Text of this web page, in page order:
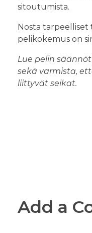
sitoutumista.
Nosta tarpeelliset
pelikokemus on
Lue pelin
sekä varmista,
liittyvät seikat.
Add a